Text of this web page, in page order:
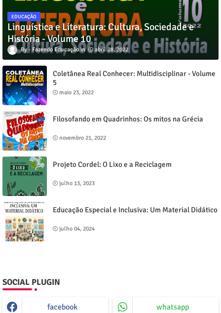
EDUCAÇÃO
Linguística e Literatura: Cultura, Sociedade e
História - Volume 10
Fazendo Educação abril 28, 2022
Coletânea Real Conhecer: Multidisciplinar - Volume
5
maio 23, 2022
Filosofando em Quadrinhos: Os mitos na Grécia
novembro 21, 2022
Projeto Cordel: O Lixo e a Reciclagem
julho 13, 2023
Educação Especial e Inclusiva: Um Material Didático
julho 04, 2024
SOCIAL PLUGIN
facebook whatsapp